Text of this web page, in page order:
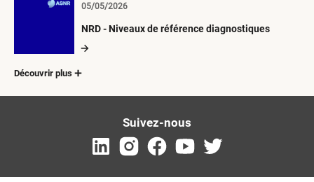
NRD - Niveaux de référence diagnostiques
05/05/2026
Découvrir plus
Suivez-nous